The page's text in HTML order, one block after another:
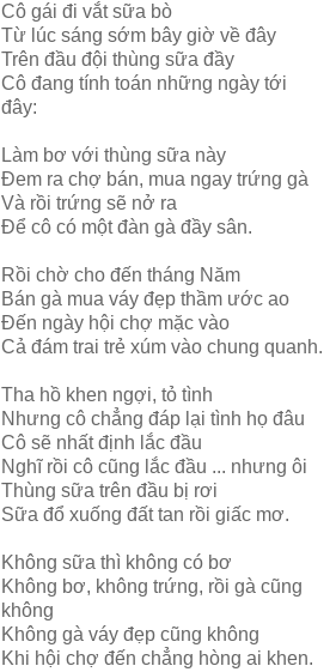
Cô gái đi vắt sữa bò
Từ lúc sáng sớm bây giờ về đây
Trên đầu đội thùng sữa đầy
Cô đang tính toán những ngày tới
đây:
Làm bơ với thùng sữa này
Đem ra chợ bán, mua ngay trứng gà
Và rồi trứng sẽ nở ra
Để cô có một đàn gà đầy sân.
Rồi chờ cho đến tháng Năm
Bán gà mua váy đẹp thầm ước ao
Đến ngày hội chợ mặc vào
Cả đám trai trẻ xúm vào chung quanh.
Tha hồ khen ngợi, tỏ tình
Nhưng cô chẳng đáp lại tình họ đâu
Cô sẽ nhất định lắc đầu
Nghĩ rồi cô cũng lắc đầu ... nhưng ôi
Thùng sữa trên đầu bị rơi
Sữa đổ xuống đất tan rồi giấc mơ.
Không sữa thì không có bơ
Không bơ, không trứng, rồi gà cũng
không
Không gà váy đẹp cũng không
Khi hội chợ đến chẳng hòng ai khen.